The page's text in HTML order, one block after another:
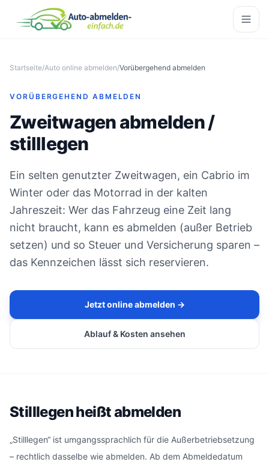
Startseite/Auto online abmelden/Vorübergehend abmelden
VORÜBERGEHEND ABMELDEN
Zweitwagen abmelden /
stilllegen
Ein selten genutzter Zweitwagen, ein Cabrio im
Winter oder das Motorrad in der kalten
Jahreszeit: Wer das Fahrzeug eine Zeit lang
nicht braucht, kann es abmelden (außer Betrieb
setzen) und so Steuer und Versicherung sparen –
das Kennzeichen lässt sich reservieren.
Jetzt online abmelden →
Ablauf & Kosten ansehen
Stilllegen heißt abmelden
„Stilllegen“ ist umgangssprachlich für die Außerbetriebsetzung
– rechtlich dasselbe wie abmelden. Ab dem Abmeldedatum